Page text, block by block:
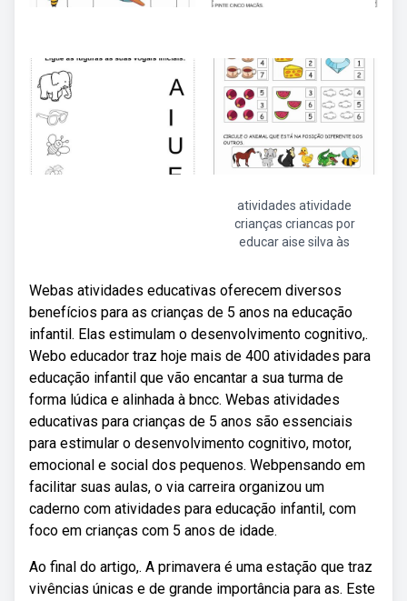
atividades atividade
crianças criancas por
educar aise silva às
Webas atividades educativas oferecem diversos
benefícios para as crianças de 5 anos na educação
infantil. Elas estimulam o desenvolvimento cognitivo,.
Webo educador traz hoje mais de 400 atividades para
educação infantil que vão encantar a sua turma de
forma lúdica e alinhada à bncc. Webas atividades
educativas para crianças de 5 anos são essenciais
para estimular o desenvolvimento cognitivo, motor,
emocional e social dos pequenos. Webpensando em
facilitar suas aulas, o via carreira organizou um
caderno com atividades para educação infantil, com
foco em crianças com 5 anos de idade.
Ao final do artigo,. A primavera é uma estação que traz
vivências únicas e de grande importância para as. Este